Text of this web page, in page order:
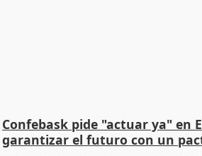
Confebask pide "actuar ya" en
garantizar el futuro con un